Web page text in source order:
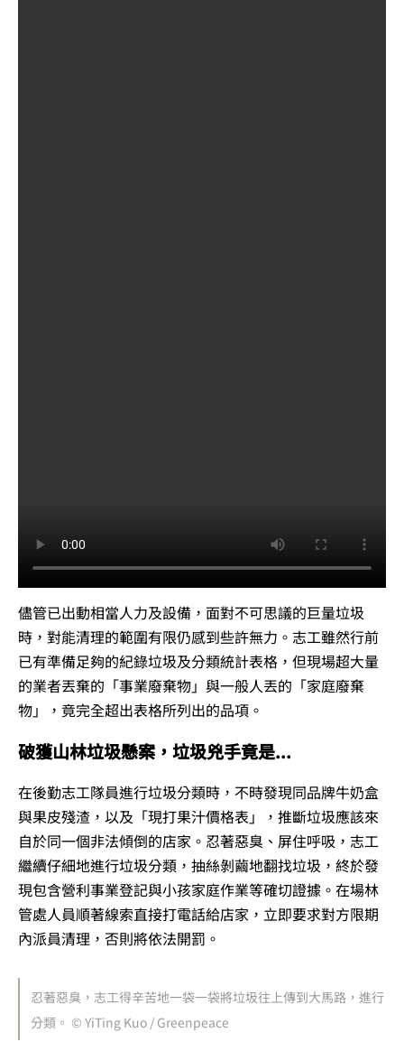
儘管已出動相當人力及設備，面對不可思議的巨量垃圾
時，對能清理的範圍有限仍感到些許無力。志工雖然行前
已有準備足夠的紀錄垃圾及分類統計表格，但現場超大量
的業者丟棄的「事業廢棄物」與一般人丟的「家庭廢棄
物」，竟完全超出表格所列出的品項。
破獲山林垃圾懸案，垃圾兇手竟是...
在後勤志工隊員進行垃圾分類時，不時發現同品牌牛奶盒
與果皮殘渣，以及「現打果汁價格表」，推斷垃圾應該來
自於同一個非法傾倒的店家。忍著惡臭、屏住呼吸，志工
繼續仔細地進行垃圾分類，抽絲剝繭地翻找垃圾，終於發
現包含營利事業登記與小孩家庭作業等確切證據。在場林
管處人員順著線索直接打電話給店家，立即要求對方限期
內派員清理，否則將依法開罰。
忍著惡臭，志工得辛苦地一袋一袋將垃圾往上傳到大馬路，進行
分類。 © YiTing Kuo / Greenpeace